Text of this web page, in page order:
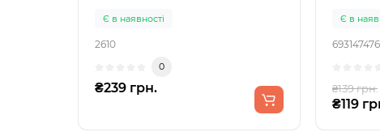
Є в наявності
2610
0
₴239 грн.
Є в
₴139 грн.
₴119